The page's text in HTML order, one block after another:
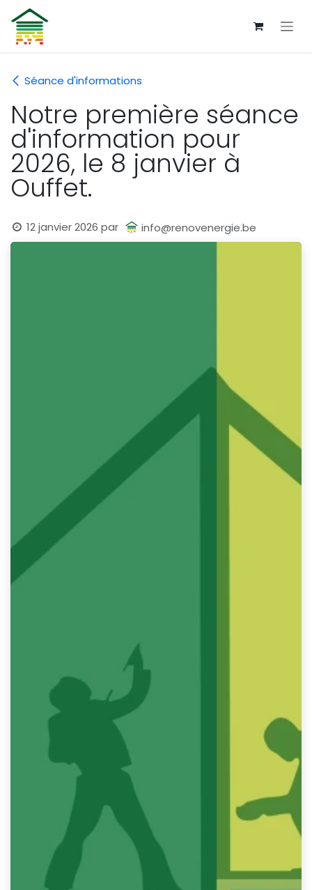
Se rendre au contenu
Séance d'informations
Notre première séance
d'information pour
2026, le 8 janvier à
Ouffet.
12 janvier 2026 par info@renovenergie.be